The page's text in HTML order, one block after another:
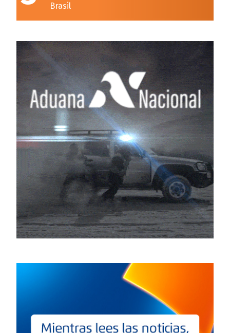
Brasil